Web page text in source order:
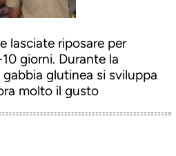
lasciate riposare per
giorni. Durante la
glutinea si sviluppa
molto il gusto